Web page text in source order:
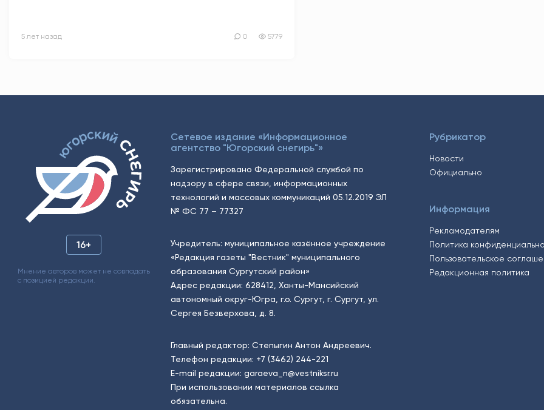
5 лет назад 0 5779
16+
Мнение авторов может не совпадать
с позицией редакции.
Сетевое издание «Информационное
агентство "Югорский снегирь"»
Зарегистрировано Федеральной службой по
надзору в сфере связи, информационных
технологий и массовых коммуникаций 05.12.2019 ЭЛ
№ ФС 77 – 77327
Учредитель: муниципальное казённое учреждение
«Редакция газеты "Вестник" муниципального
образования Сургутский район»
Адрес редакции: 628412, Ханты-Мансийский
автономный округ-Югра, г.о. Сургут, г. Сургут, ул.
Сергея Безверхова, д. 8.
Главный редактор: Степыгин Антон Андреевич.
Телефон редакции: +7 (3462) 244-221
E-mail редакции: garaeva_n@vestniksr.ru
При использовании материалов ссылка
обязательна.
Рубрикатор
Новости
Официально
Информация
Рекламодателям
Политика
Пользовательское
Редакционная политика